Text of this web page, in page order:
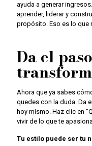
ayuda a generar
aprender, liderar y
propósito. Eso es lo que
Da el
Ahora que ya sabes
quedes con la duda. Da
hoy mismo. Haz clic en
vivir de lo que te
Tu estilo puede ser tu